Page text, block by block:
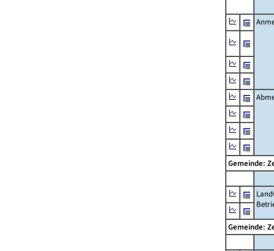
Gemeinde:
Gemeinde: